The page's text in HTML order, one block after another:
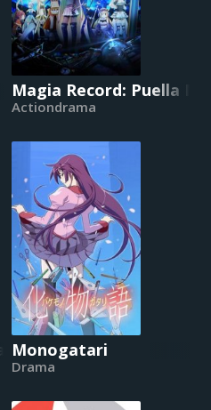
Magia Record: Puella
Actiondrama
Lion
Monogatari
Drama